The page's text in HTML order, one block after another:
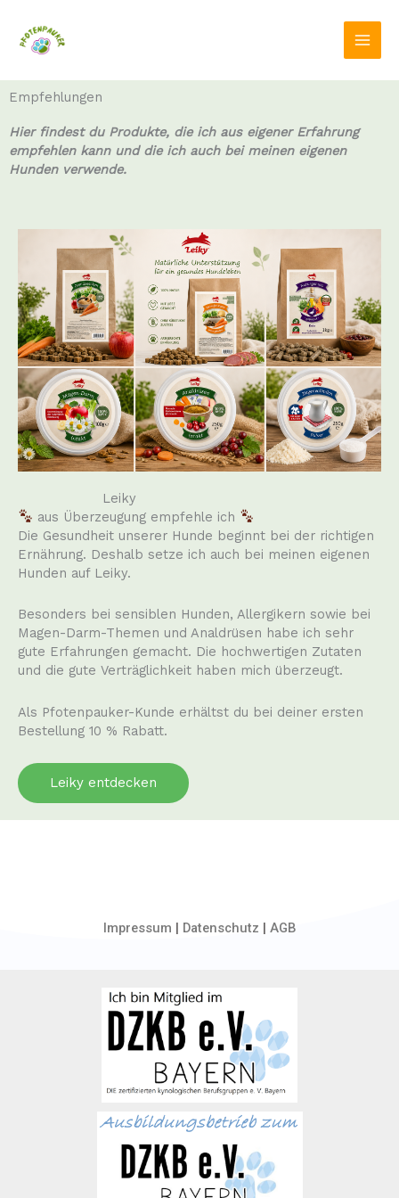
Inhalt
springen
Empfehlungen
Hier findest du Produkte, die ich aus eigener Erfahrung
empfehlen kann und die ich auch bei meinen eigenen
Hunden verwende.
Leiky
aus Überzeugung empfehle ich
Die Gesundheit unserer Hunde beginnt bei der richtigen
Ernährung. Deshalb setze ich auch bei meinen eigenen
Hunden auf Leiky.
Besonders bei sensiblen Hunden, Allergikern sowie bei
Magen-Darm-Themen und Analdrüsen habe ich sehr
gute Erfahrungen gemacht. Die hochwertigen Zutaten
und die gute Verträglichkeit haben mich überzeugt.
Als Pfotenpauker-Kunde erhältst du bei deiner ersten
Bestellung 10 % Rabatt.
Leiky entdecken
Impressum | Datenschutz | AGB